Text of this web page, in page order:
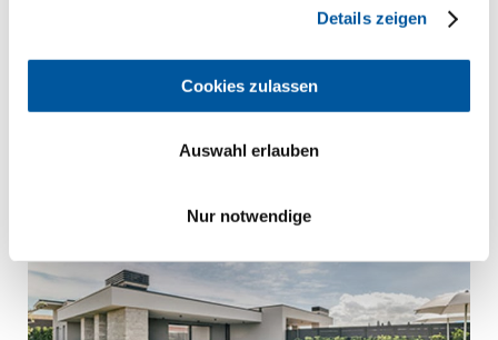
Details zeigen
Cookies zulassen
Auswahl erlauben
Nur notwendige
Sie möchten noch mehr Inspiration?
Finden Sie hier weitere Referenzen.